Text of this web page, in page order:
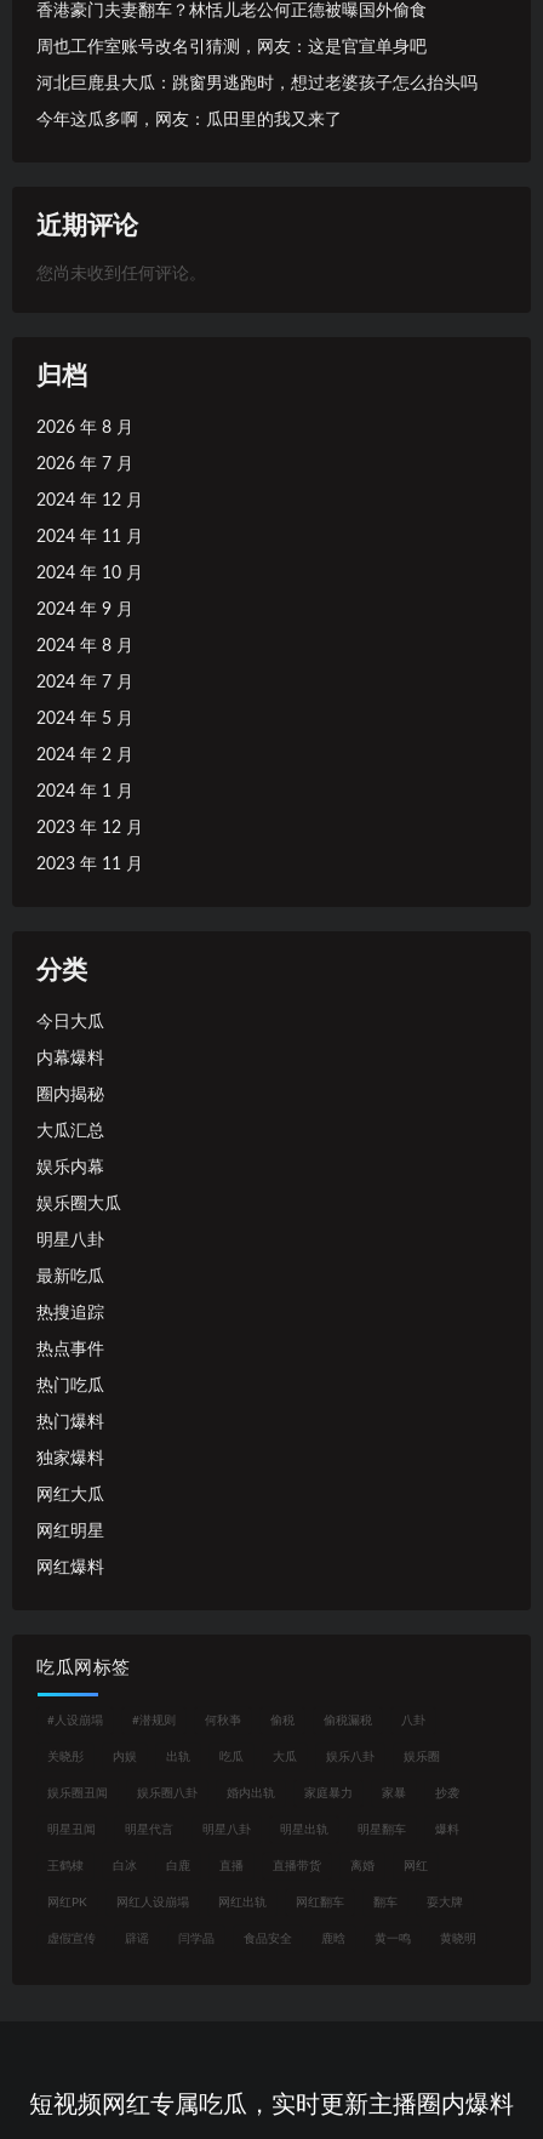
香港豪门夫妻翻车？林恬儿老公何正德被曝国外偷食
周也工作室账号改名引猜测，网友：这是官宣单身吧
河北巨鹿县大瓜：跳窗男逃跑时，想过老婆孩子怎么抬头吗
今年这瓜多啊，网友：瓜田里的我又来了
近期评论
您尚未收到任何评论。
归档
2026 年 8 月
2026 年 7 月
2024 年 12 月
2024 年 11 月
2024 年 10 月
2024 年 9 月
2024 年 8 月
2024 年 7 月
2024 年 5 月
2024 年 2 月
2024 年 1 月
2023 年 12 月
2023 年 11 月
分类
今日大瓜
内幕爆料
圈内揭秘
大瓜汇总
娱乐内幕
娱乐圈大瓜
明星八卦
最新吃瓜
热搜追踪
热点事件
热门吃瓜
热门爆料
独家爆料
网红大瓜
网红明星
网红爆料
吃瓜网标签
#人设崩塌 #潜规则 何秋亊 偷税 偷税漏税 八卦
关晓彤 内娱 出轨 吃瓜 大瓜 娱乐八卦 娱乐圈
娱乐圈丑闻 娱乐圈八卦 婚内出轨 家庭暴力 家暴 抄袭
明星丑闻 明星代言 明星八卦 明星出轨 明星翻车 爆料
王鹤棣 白冰 白鹿 直播 直播带货 离婚 网红
网红PK 网红人设崩塌 网红出轨 网红翻车 翻车 耍大牌
虚假宣传 辟谣 闫学晶 食品安全 鹿晗 黄一鸣 黄晓明
短视频网红专属吃瓜，实时更新主播圈内爆料